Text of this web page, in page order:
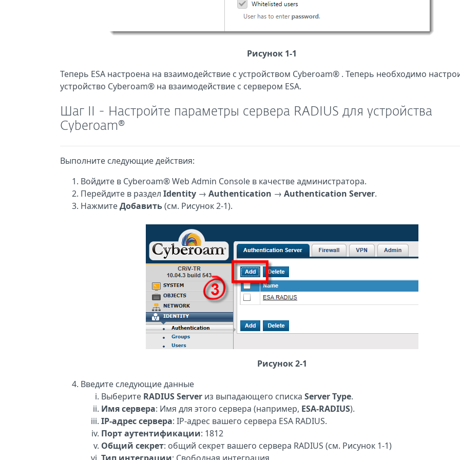
Рисунок 1-1
Теперь ESA настроена на взаимодействие с устройством Cyberoam® . Теперь необходимо
устройство Cyberoam® на взаимодействие с сервером ESA.
Шаг II - Настройте параметры сервера RADIUS для устройства
Cyberoam®
Выполните следующие действия:
Войдите в Cyberoam® Web Admin Console в качестве администратора.
Перейдите в раздел Identity → Authentication → Authentication Server.
НажмитеДобавить(см. Рисунок 2-1).
Рисунок 2-1
Введите следующие данные
Выберите RADIUS Server из выпадающего списка Server Type.
Имя сервера: Имя для этого сервера (например, ESA-RADIUS).
IP-адрес сервера: IP-адрес вашего сервера ESA RADIUS.
Порт аутентификации: 1812
Общий секрет: общий секрет вашего сервера RADIUS (см. Рисунок 1-1)